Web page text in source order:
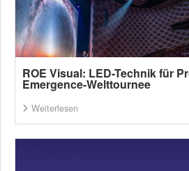
ROE Visual: LED-Technik für
Emergence-Welttournee
Weiterlesen